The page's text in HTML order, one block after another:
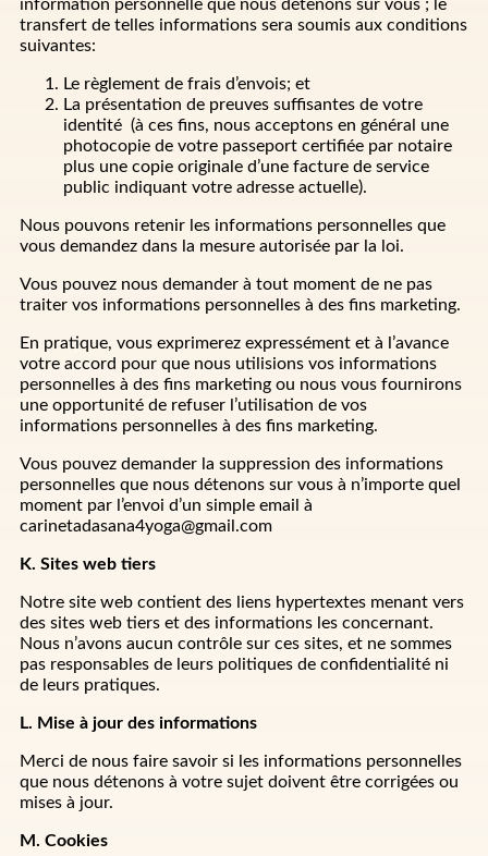
information personnelle que nous détenons sur vous ; le
transfert de telles informations sera soumis aux conditions
suivantes:
Le règlement de frais d’envois; et
La présentation de preuves suffisantes de votre
identité (à ces fins, nous acceptons en général une
photocopie de votre passeport certifiée par notaire
plus une copie originale d’une facture de service
public indiquant votre adresse actuelle).
Nous pouvons retenir les informations personnelles que
vous demandez dans la mesure autorisée par la loi.
Vous pouvez nous demander à tout moment de ne pas
traiter vos informations personnelles à des fins marketing.
En pratique, vous exprimerez expressément et à l’avance
votre accord pour que nous utilisions vos informations
personnelles à des fins marketing ou nous vous fournirons
une opportunité de refuser l’utilisation de vos
informations personnelles à des fins marketing.
Vous pouvez demander la suppression des informations
personnelles que nous détenons sur vous à n’importe quel
moment par l’envoi d’un simple email à
carinetadasana4yoga@gmail.com
K. Sites web tiers
Notre site web contient des liens hypertextes menant vers
des sites web tiers et des informations les concernant.
Nous n’avons aucun contrôle sur ces sites, et ne sommes
pas responsables de leurs politiques de confidentialité ni
de leurs pratiques.
L. Mise à jour des informations
Merci de nous faire savoir si les informations personnelles
que nous détenons à votre sujet doivent être corrigées ou
mises à jour.
M. Cookies